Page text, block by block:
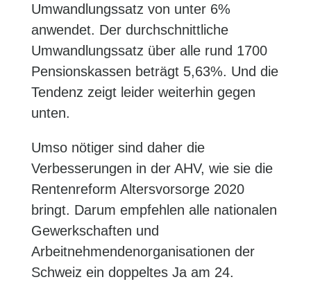
Umwandlungssatz von unter 6%
anwendet. Der durchschnittliche
Umwandlungssatz über alle rund 1700
Pensionskassen beträgt 5,63%. Und die
Tendenz zeigt leider weiterhin gegen
unten.
Umso nötiger sind daher die
Verbesserungen in der AHV, wie sie die
Rentenreform Altersvorsorge 2020
bringt. Darum empfehlen alle nationalen
Gewerkschaften und
Arbeitnehmendenorganisationen der
Schweiz ein doppeltes Ja am 24.